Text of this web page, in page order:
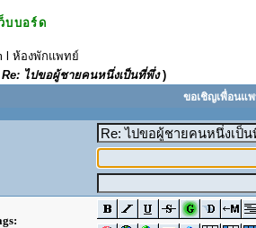
บบอร์ด
l ห้องพักแพทย์
Re: ไปขอผู้ชายคนหนึ่งเป็นที่พึ่ง)
ขอเชิญเพื่อนแ